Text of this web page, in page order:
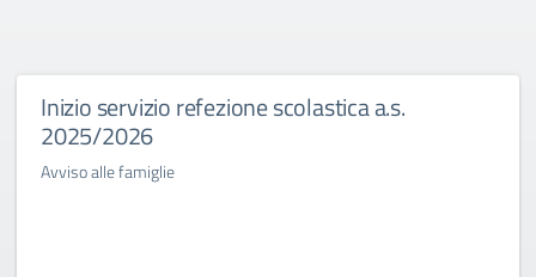
Inizio servizio refezione scolastica a.s.
2025/2026
Avviso alle famiglie